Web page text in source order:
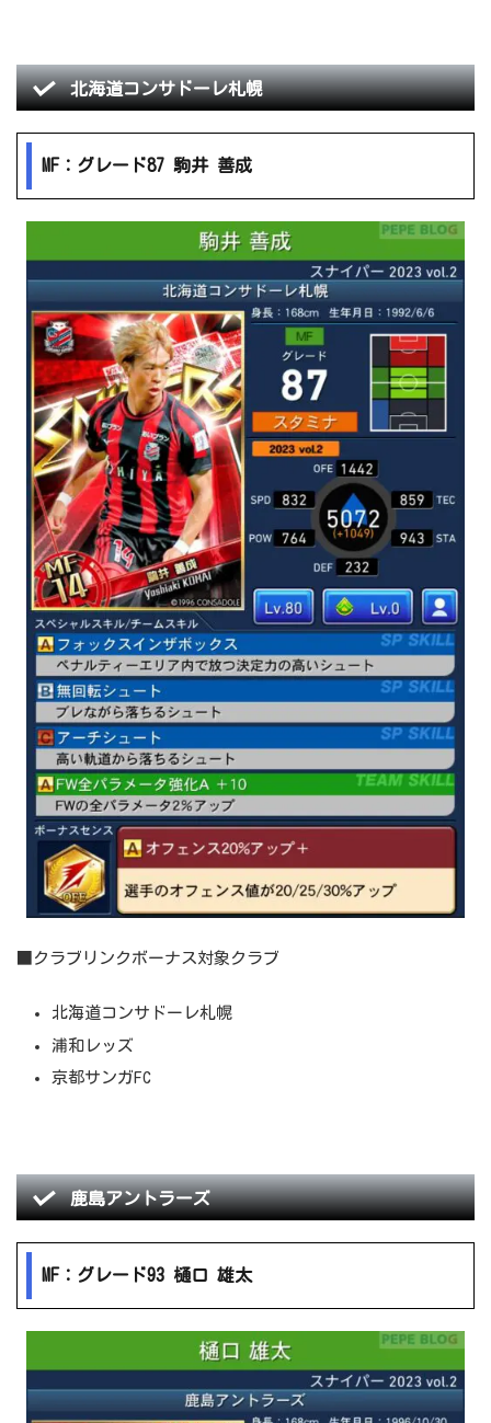
北海道コンサドーレ札幌
MF：グレード87 駒井 善成
■クラブリンクボーナス対象クラブ
北海道コンサドーレ札幌
浦和レッズ
京都サンガFC
鹿島アントラーズ
MF：グレード93 樋口 雄太